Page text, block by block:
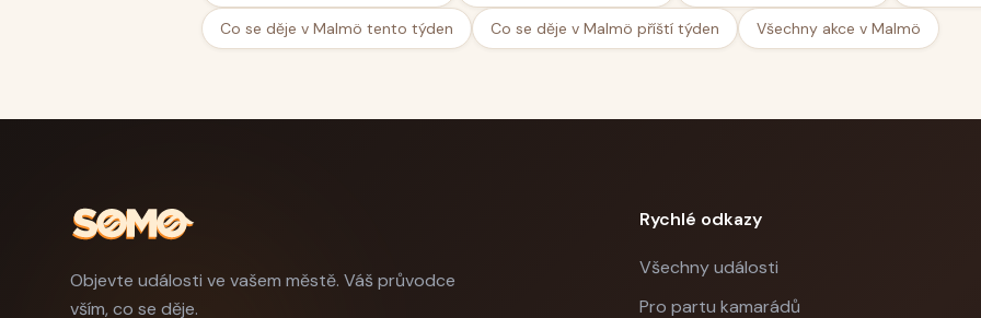
Co se děje v Malmö tento týden Co se děje v Malmö příští týden Všechny akce v Malmö
Objevte události ve vašem městě. Váš průvodce
vším, co se děje.
Rychlé odkazy
Všechny události
Pro partu kamarádů